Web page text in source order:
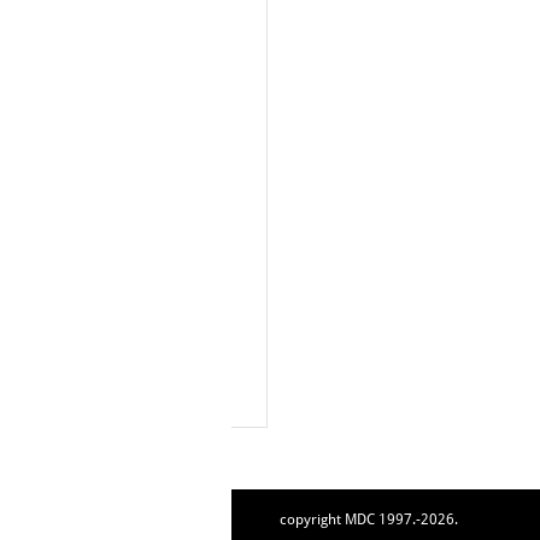
copyright MDC 1997.-2026.